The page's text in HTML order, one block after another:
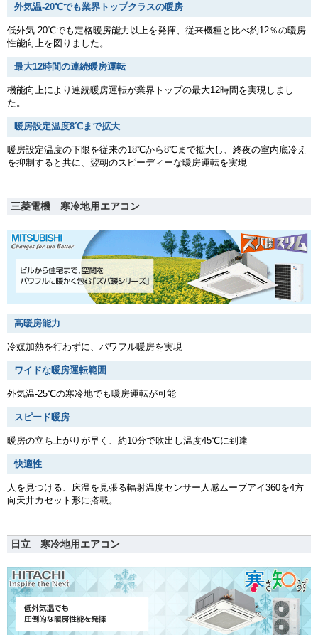
外気温-20℃でも業界トップクラスの暖房
低外気-20℃でも定格暖房能力以上を発揮、従来機種と比べ約12％の暖房
性能向上を図りました。
最大12時間の連続暖房運転
機能向上により連続暖房運転が業界トップの最大12時間を実現しまし
た。
暖房設定温度8℃まで拡大
暖房設定温度の下限を従来の18℃から8℃まで拡大し、終夜の室内底冷え
を抑制すると共に、翌朝のスピーディーな暖房運転を実現
三菱電機 寒冷地用エアコン
高暖房能力
冷媒加熱を行わずに、パワフル暖房を実現
ワイドな暖房運転範囲
外気温-25℃の寒冷地でも暖房運転が可能
スピード暖房
暖房の立ち上がりが早く、約10分で吹出し温度45℃に到達
快適性
人を見つける、床温を見張る輻射温度センサー人感ムーブアイ360を4方
向天井カセット形に搭載。
日立 寒冷地用エアコン